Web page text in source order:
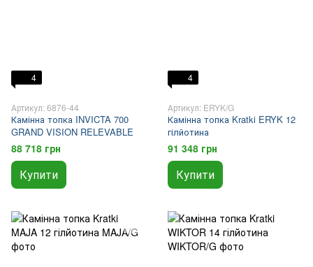
4
Артикул: 6876-44
Камінна топка INVICTA 700
GRAND VISION RELEVABLE
88 718 грн
Купити
4
Артикул: ERYK/G
Камінна топка Kratki ERYK 12
гілйотина
91 348 грн
Купити